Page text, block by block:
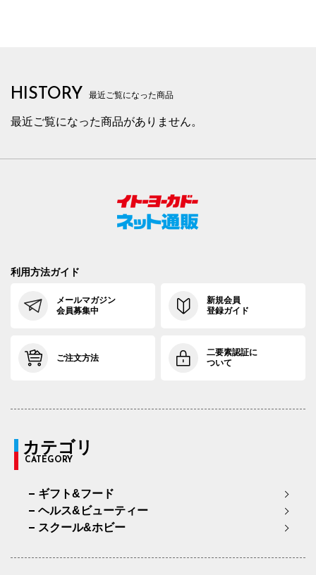
HISTORY 最近ご覧になった商品
最近ご覧になった商品がありません。
利用方法ガイド
メールマガジン
会員募集中
新規会員
登録ガイド
ご注文方法
二要素認証に
ついて
カテゴリ
CATEGORY
ギフト&フード
ヘルス&ビューティー
スクール&ホビー